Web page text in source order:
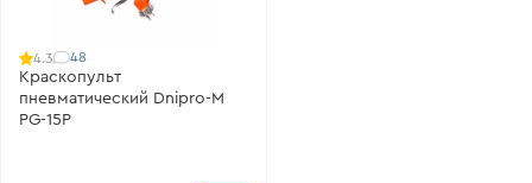
4.3 48
Краскопульт
пневматический Dnipro-M
PG-15P